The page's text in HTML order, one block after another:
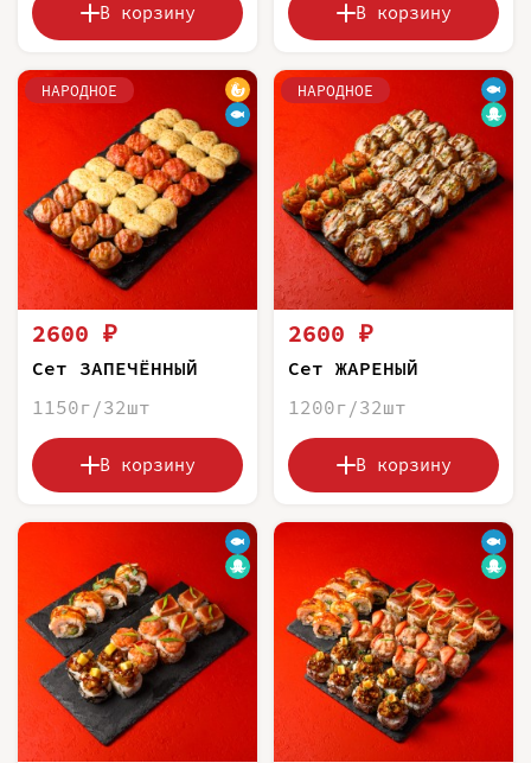
В корзину В корзину
НАРОДНОЕ
2600 ₽
Сет ЗАПЕЧЁННЫЙ
1150г/32шт
В корзину
НАРОДНОЕ
2600 ₽
Сет ЖАРЕНЫЙ
1200г/32шт
В корзину